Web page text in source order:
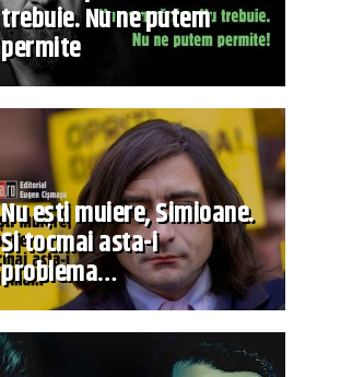
trebuie. Nu ne putem
permite
Nu ești muiere, Simioane.
Și tocmai asta-i
problema…